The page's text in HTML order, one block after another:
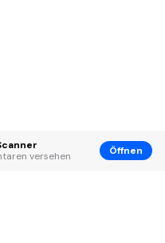
versehen
Öffnen